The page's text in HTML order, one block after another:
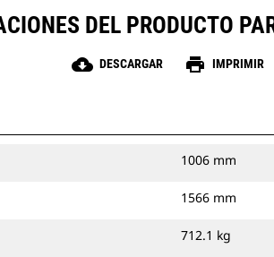
DEL PRODUCTO
cloud_download DESCARGAR print IMPRIMIR
1006 mm
1566 mm
712.1 kg